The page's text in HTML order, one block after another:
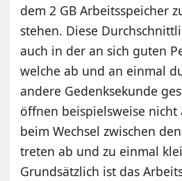
dem 2 GB Arbeitsspeicher
stehen. Diese
auch in der an sich guten
welche ab und an einmal
andere Gedenksekunde
öffnen beispielsweise nicht
beim Wechsel zwischen
treten ab und zu einmal
Grundsätzlich ist das